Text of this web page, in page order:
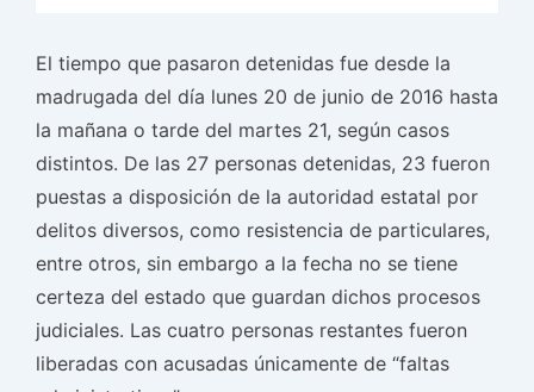
El tiempo que pasaron detenidas fue desde la
madrugada del día lunes 20 de junio de 2016 hasta
la mañana o tarde del martes 21, según casos
distintos. De las 27 personas detenidas, 23 fueron
puestas a disposición de la autoridad estatal por
delitos diversos, como resistencia de particulares,
entre otros, sin embargo a la fecha no se tiene
certeza del estado que guardan dichos procesos
judiciales. Las cuatro personas restantes fueron
liberadas con acusadas únicamente de “faltas